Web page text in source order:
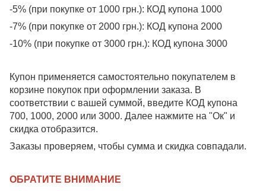
-5% (при покупке от 1000 грн.): КОД купона 1000
-7% (при покупке от 2000 грн.): КОД купона 2000
-10% (при покупке от 3000 грн.): КОД купона 3000
Купон применяется самостоятельно покупателем в
корзине покупок при оформлении заказа. В
соответствии с вашей суммой, введите КОД купона
700, 1000, 2000 или 3000. Далее нажмите на "Ок" и
скидка отобразится.
Заказы проверяем, чтобы сумма и скидка совпадали.
ОБРАТИТЕ ВНИМАНИЕ